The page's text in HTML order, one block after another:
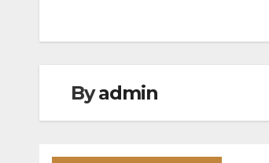
artigos
Byadmin